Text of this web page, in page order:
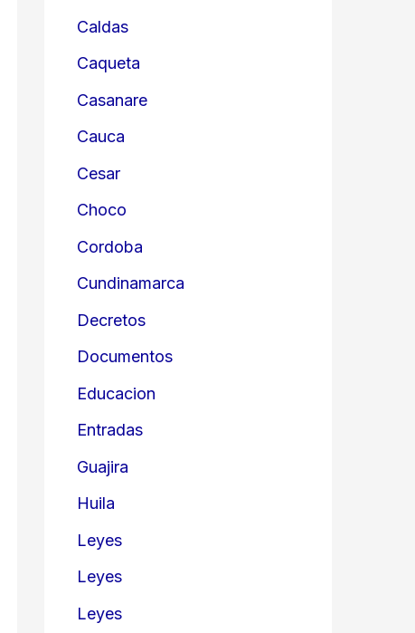
Caldas
Caqueta
Casanare
Cauca
Cesar
Choco
Cordoba
Cundinamarca
Decretos
Documentos
Educacion
Entradas
Guajira
Huila
Leyes
Leyes
Leyes